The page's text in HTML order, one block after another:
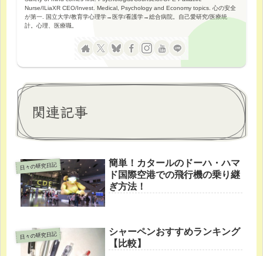
Nurse/ILiaXR CEO/Invest. Medical, Psychology and Economy topics. 心の安全
が第一. 国立大学/教育学心理学→医学/看護学→総合病院。自己愛研究/医療統
計。心理、医療職。
関連記事
日々の研究日記
簡単！カタールのドーハ・ハマ
ド国際空港での飛行機の乗り継
ぎ方法！
日々の研究日記
シャーペンおすすめランキング
【比較】